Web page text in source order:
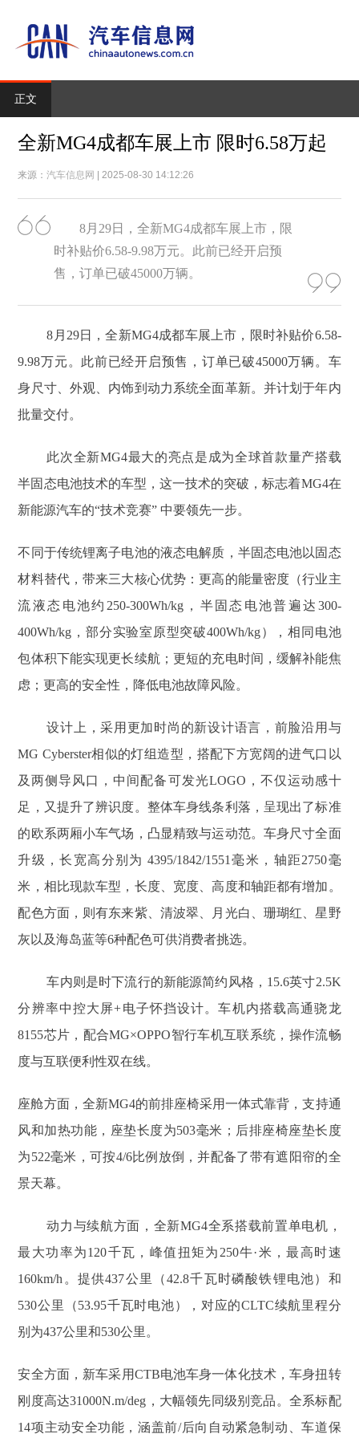
正文
全新MG4成都车展上市 限时6.58万起
来源：汽车信息网 | 2025-08-30 14:12:26
8月29日，全新MG4成都车展上市，限
时补贴价6.58-9.98万元。此前已经开启预
售，订单已破45000万辆。
8月29日，全新MG4成都车展上市，限时补贴价6.58-
9.98万元。此前已经开启预售，订单已破45000万辆。车
身尺寸、外观、内饰到动力系统全面革新。并计划于年内
批量交付。
此次全新MG4最大的亮点是成为全球首款量产搭载
半固态电池技术的车型，这一技术的突破，标志着MG4在
新能源汽车的“技术竞赛” 中要领先一步。
不同于传统锂离子电池的液态电解质，半固态电池以固态
材料替代，带来三大核心优势：更高的能量密度（行业主
流液态电池约250-300Wh/kg，半固态电池普遍达300-
400Wh/kg，部分实验室原型突破400Wh/kg），相同电池
包体积下能实现更长续航；更短的充电时间，缓解补能焦
虑；更高的安全性，降低电池故障风险。
设计上，采用更加时尚的新设计语言，前脸沿用与
MG Cyberster相似的灯组造型，搭配下方宽阔的进气口以
及两侧导风口，中间配备可发光LOGO，不仅运动感十
足，又提升了辨识度。整体车身线条利落，呈现出了标准
的欧系两厢小车气场，凸显精致与运动范。车身尺寸全面
升级，长宽高分别为 4395/1842/1551毫米，轴距2750毫
米，相比现款车型，长度、宽度、高度和轴距都有增加。
配色方面，则有东来紫、清波翠、月光白、珊瑚红、星野
灰以及海岛蓝等6种配色可供消费者挑选。
车内则是时下流行的新能源简约风格，15.6英寸2.5K
分辨率中控大屏+电子怀挡设计。车机内搭载高通骁龙
8155芯片，配合MG×OPPO智行车机互联系统，操作流畅
度与互联便利性双在线。
座舱方面，全新MG4的前排座椅采用一体式靠背，支持通
风和加热功能，座垫长度为503毫米；后排座椅座垫长度
为522毫米，可按4/6比例放倒，并配备了带有遮阳帘的全
景天幕。
动力与续航方面，全新MG4全系搭载前置单电机，
最大功率为120千瓦，峰值扭矩为250牛·米，最高时速
160km/h。提供437公里（42.8千瓦时磷酸铁锂电池）和
530公里（53.95千瓦时电池），对应的CLTC续航里程分
别为437公里和530公里。
安全方面，新车采用CTB电池车身一体化技术，车身扭转
刚度高达31000N.m/deg，大幅领先同级别竞品。全系标配
14项主动安全功能，涵盖前/后向自动紧急制动、车道保